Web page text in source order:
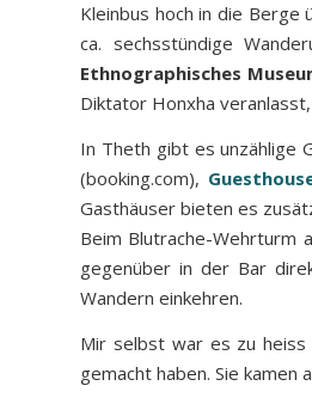
Kleinbus hoch in die
ca. sechsstündige
Ethnographisches
Diktator Honxha
In Theth gibt es unzählige
(booking.com),
Gasthäuser bieten es
Beim Blutrache-Wehrturm
gegenüber in der Bar
Wandern einkehren.
Mir selbst war es zu
gemacht haben. Sie